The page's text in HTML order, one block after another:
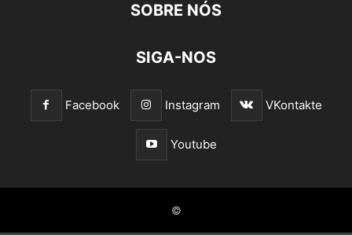
SOBRE NÓS
SIGA-NOS
Facebook Instagram VKontakte
Youtube
©